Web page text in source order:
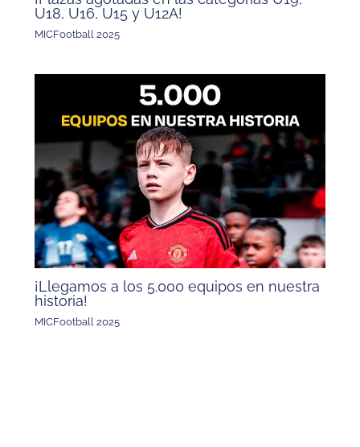
U18, U16, U15 y U12A!
MICFootball 2025
¡Llegamos a los 5.000 equipos en nuestra
historia!
MICFootball 2025